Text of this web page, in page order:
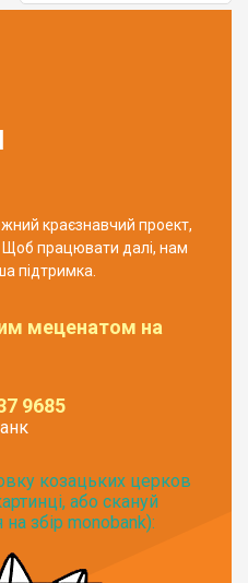
краєзнавчий проект,
Щоб працювати далі, нам
підтримка.
меценатом на
9685
козацьких церков
або скануй
збір monobank):